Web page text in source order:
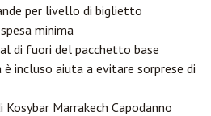
per livello di biglietto
minima
di fuori del pacchetto base
incluso aiuta a evitare sorprese di
Marrakech Capodanno